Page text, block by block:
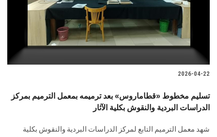
2026-04-22
تسليم مخطوط «قطاماروس» بعد ترميمه بمعمل الترميم بمركز
الدراسات البردية والنقوش بكلية الآثار
شهد معمل الترميم التابع لمركز الدراسات البردية والنقوش بكلية